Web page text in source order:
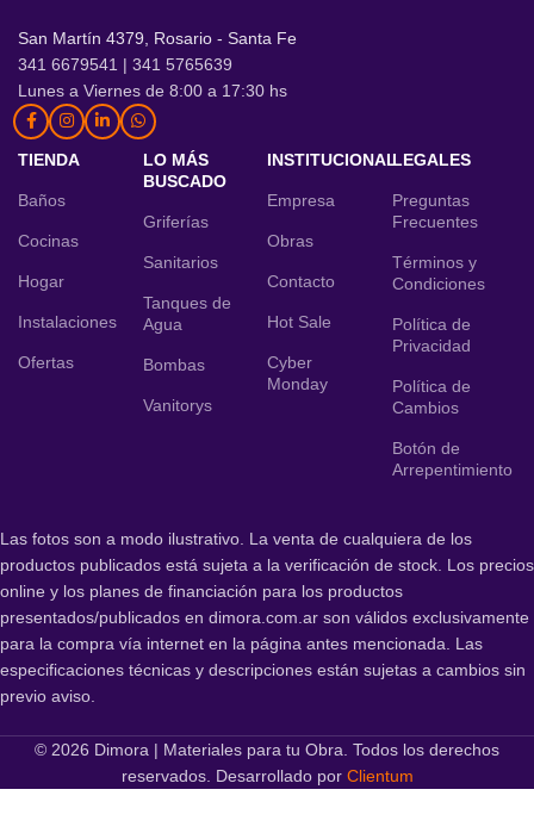
San Martín 4379, Rosario - Santa Fe
341 6679541 | 341 5765639
Lunes a Viernes de 8:00 a 17:30 hs
TIENDA
Baños
Cocinas
Hogar
Instalaciones
Ofertas
LO MÁS
BUSCADO
Griferías
Sanitarios
Tanques de
Agua
Bombas
Vanitorys
INSTITUCIONAL
Empresa
Obras
Contacto
Hot Sale
Cyber
Monday
LEGALES
Preguntas
Frecuentes
Términos y
Condiciones
Política de
Privacidad
Política de
Cambios
Botón de
Arrepentimiento
Las fotos son a modo ilustrativo. La venta de cualquiera de los
productos publicados está sujeta a la verificación de stock. Los precios
online y los planes de financiación para los productos
presentados/publicados en dimora.com.ar son válidos exclusivamente
para la compra vía internet en la página antes mencionada. Las
especificaciones técnicas y descripciones están sujetas a cambios sin
previo aviso.
© 2026 Dimora | Materiales para tu Obra. Todos los derechos
reservados. Desarrollado por Clientum